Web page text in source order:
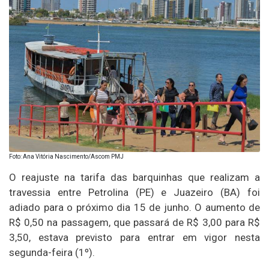
Foto: Ana Vitória Nascimento/Ascom PMJ
O reajuste na tarifa das barquinhas que realizam a
travessia entre Petrolina (PE) e Juazeiro (BA) foi
adiado para o próximo dia 15 de junho. O aumento de
R$ 0,50 na passagem, que passará de R$ 3,00 para R$
3,50, estava previsto para entrar em vigor nesta
segunda-feira (1º).